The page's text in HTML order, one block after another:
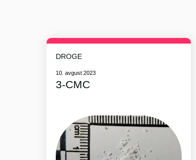
DROGE
10. avgust 2023
3-CMC